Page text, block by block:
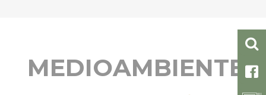
MEDIOAMBIENTE